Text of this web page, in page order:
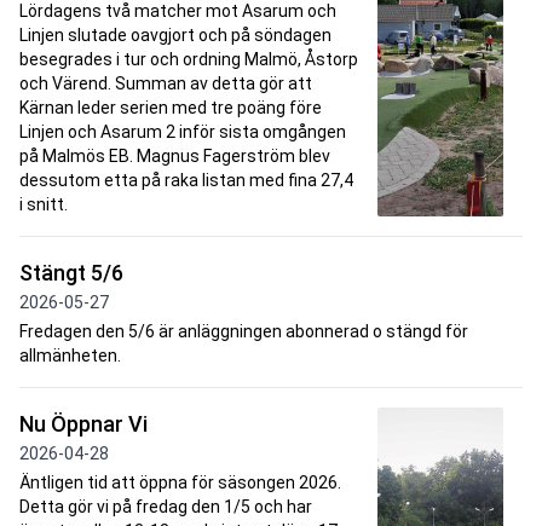
Lördagens två matcher mot Asarum och
Linjen slutade oavgjort och på söndagen
besegrades i tur och ordning Malmö, Åstorp
och Värend. Summan av detta gör att
Kärnan leder serien med tre poäng före
Linjen och Asarum 2 inför sista omgången
på Malmös EB. Magnus Fagerström blev
dessutom etta på raka listan med fina 27,4
i snitt.
Stängt 5/6
2026-05-27
Fredagen den 5/6 är anläggningen abonnerad o stängd för
allmänheten.
Nu Öppnar Vi
2026-04-28
Äntligen tid att öppna för säsongen 2026.
Detta gör vi på fredag den 1/5 och har